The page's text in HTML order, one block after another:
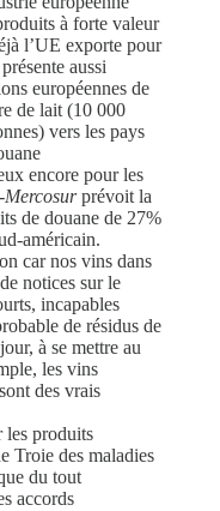
à forte valeur
l’UE exporte pour
aussi
européennes de
de lait (10 000
vers les pays
encore pour les
Mercosurprévoit la
de douane de 27%
américain.
car nos vins dans
notices sur le
incapables
de résidus de
à se mettre au
les vins
des vrais
les produits
Troie des maladies
du tout
accords